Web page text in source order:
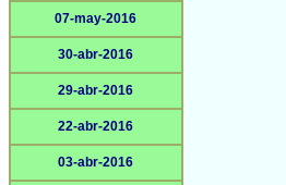
07-may-2016
30-abr-2016
29-abr-2016
22-abr-2016
03-abr-2016